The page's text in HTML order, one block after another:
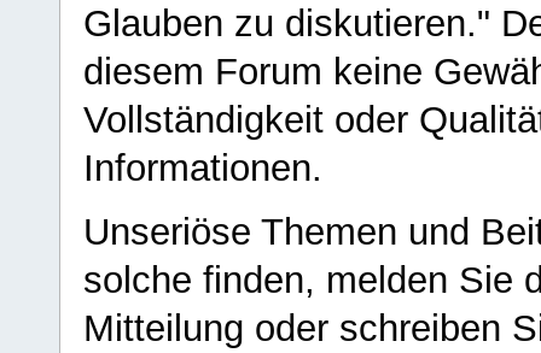
Glauben zu diskutieren."
diesem Forum keine
Vollständigkeit oder
Informationen.
Unseriöse Themen und
solche finden, melden Sie
Mitteilung oder schreiben